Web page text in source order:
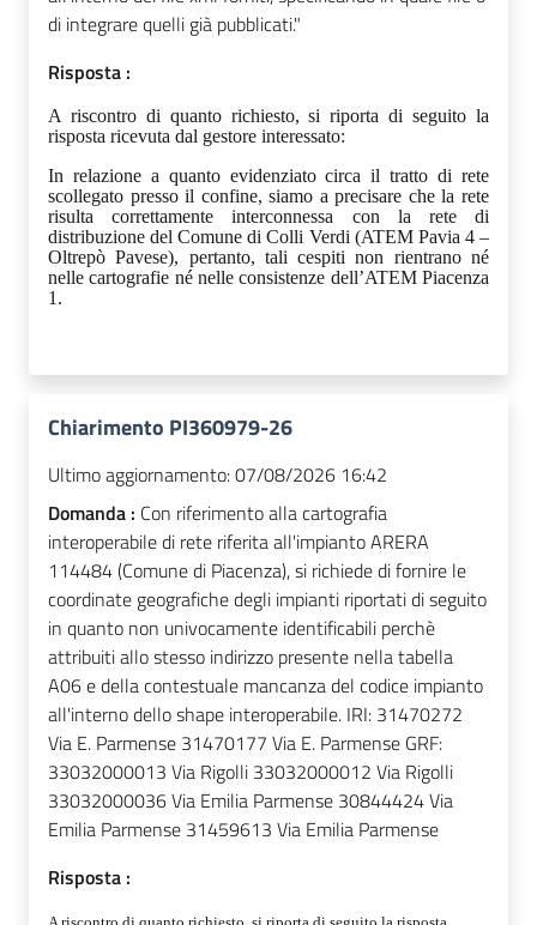
di integrare quelli già pubblicati."
Risposta :
A riscontro di quanto richiesto, si riporta di seguito la
risposta ricevuta dal gestore interessato:
In relazione a quanto evidenziato circa il tratto di rete
scollegato presso il confine, siamo a precisare che la rete
risulta correttamente interconnessa con la rete di
distribuzione del Comune di Colli Verdi (ATEM Pavia 4 –
Oltrepò Pavese), pertanto, tali cespiti non rientrano né
nelle cartografie né nelle consistenze dell’ATEM Piacenza
1.
Chiarimento PI360979-26
Ultimo aggiornamento:07/08/2026 16:42
Domanda : Con riferimento alla cartografia
interoperabile di rete riferita all'impianto ARERA
114484 (Comune di Piacenza), si richiede di fornire le
coordinate geografiche degli impianti riportati di seguito
in quanto non univocamente identificabili perchè
attribuiti allo stesso indirizzo presente nella tabella
A06 e della contestuale mancanza del codice impianto
all'interno dello shape interoperabile. IRI: 31470272
Via E. Parmense 31470177 Via E. Parmense GRF:
33032000013 Via Rigolli 33032000012 Via Rigolli
33032000036 Via Emilia Parmense 30844424 Via
Emilia Parmense 31459613 Via Emilia Parmense
Risposta :